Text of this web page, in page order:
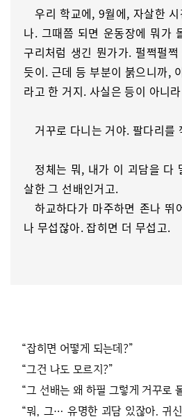
우리 학교에, 9월에, 자살한
나. 그때쯤 되면 운동장에 뭐가
구리처럼 생긴 뭔가가. 펄쩍펄
듯이. 근데 등 부분이 붉으니까,
라고 한 거지. 사실은 등이 아니
거꾸로 다니는 거야. 팔다리를
정체는 뭐, 내가 이 괴담을 다
살한 그 선배인거고.
하교하다가 마주하면 존나 뛰
나 무섭잖아. 잡히면 더 무섭고.
“잡히면 어떻게 되는데?”
“그건 나도 모르지?”
“그 선배는 왜 하필 그렇게 거꾸로
“뭐, 그… 유명한 괴담 있잖아. 귀